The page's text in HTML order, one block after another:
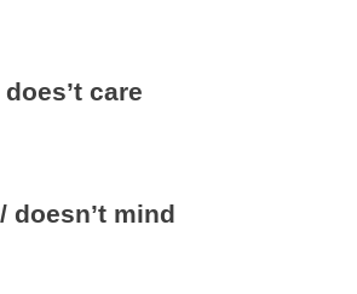
care
doesn’t mind